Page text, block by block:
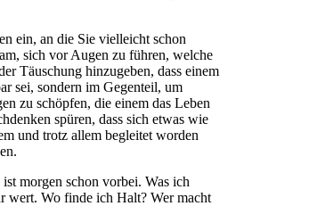
ein, an die Sie vielleicht schon
sich vor Augen zu führen, welche
Täuschung hinzugeben, dass einem
sei, sondern im Gegenteil, um
zu schöpfen, die einem das Leben
spüren, dass sich etwas wie
und trotz allem begleitet worden
morgen schon vorbei. Was ich
wert. Wo finde ich Halt? Wer macht